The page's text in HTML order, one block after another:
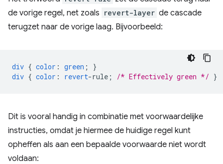
de vorige regel, net zoals revert-layer de cascade
terugzet naar de vorige laag. Bijvoorbeeld:
div { color : green ;
}
div { color : revert-rule ; /* Effectively green */ }
Dit is vooral handig in combinatie met voorwaardelijke
instructies, omdat je hiermee de huidige regel kunt
opheffen als aan een bepaalde voorwaarde niet wordt
voldaan: